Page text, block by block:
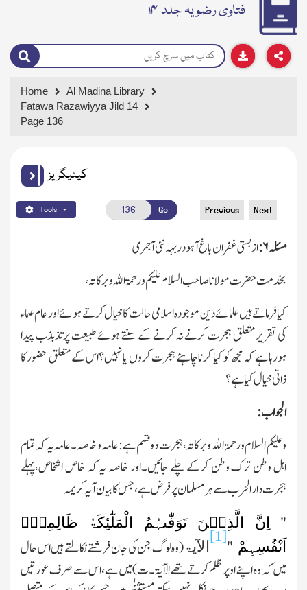
فتاوی رضویہ جلد ۱۴
Home
Al Madina Library
Fatawa Razawiyya Jild 14
Page 136
کیٹیگریز
Tools Go Previous Next
مسئلہ۶: از بستی غفران باغ آہودربہہ نئی آجمری
بخدمت حضرت مولانا صاحب السلام علیکم ورحمۃ اﷲ وبرکاتہ،
کیافرماتے ہیں علمائے دین موجودہ اسلامی حالت کا خیال کرتے ہوئے اور عام علماء
کی تقریر متعلق ہجرت کرنے نہ کرنے کے سنتے ہوئے طبیعت پر تذبذب پیدا
ہورہا ہے کہ مجھ کو کیا کرنا چاہئے ہجرت کروں یا نہیں؟اس کے متعلق حضور کا
ذاتی خیال کیا ہے؟
الجواب:
وعلیکم السلام ورحمۃ اﷲ وبرکاتہ،ہجرت دو قسم ہے:عامہ و خاصہ۔عامہ یہ کہ تمام
اہل وطن ترك وطن کرکے چلے جائیں۔اور خاصہ یہ کہ خاص اشخاص،پہلے
ہجرت دارالحرب سے ہر مسلمان پر فرض ہے،جس کا بیان آیہ کریمہ
" اِنَّ الَّذِیۡنَ تَوَفّٰىہُمُ الْمَلٰٓئِکَۃُ ظَالِمِیۡۤ
اَنْفُسِہِمْ "
[1]
الآیۃ(وہ لوگ جن کی جان فرشتے نکالتے ہیں اس حال
میں کہ وہ اپنے اوپر ظلم کرتے تھے الآیۃ۔ت)میں ہے،اس سے صرف عورتیں